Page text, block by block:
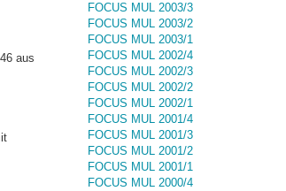
aus
FOCUS MUL 2003/3
FOCUS MUL 2003/2
FOCUS MUL 2003/1
FOCUS MUL 2002/4
FOCUS MUL 2002/3
FOCUS MUL 2002/2
FOCUS MUL 2002/1
FOCUS MUL 2001/4
FOCUS MUL 2001/3
FOCUS MUL 2001/2
FOCUS MUL 2001/1
FOCUS MUL 2000/4